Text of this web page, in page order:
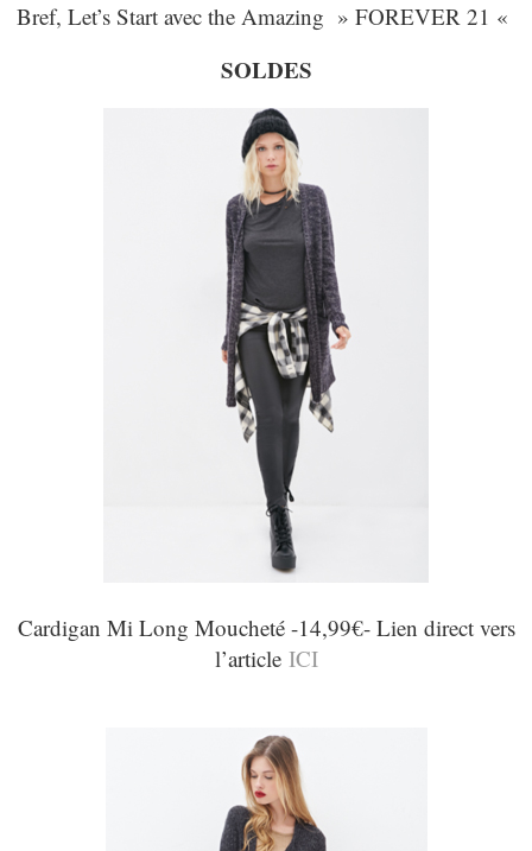
Bref, Let’s Start avec the Amazing » FOREVER 21 «
SOLDES
Cardigan Mi Long Moucheté -14,99€- Lien direct vers
l’article ICI